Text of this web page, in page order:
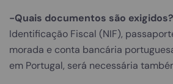
-Quais documentos são exigidos?
Identificação Fiscal (NIF),
morada e conta bancária
em Portugal, será necessária